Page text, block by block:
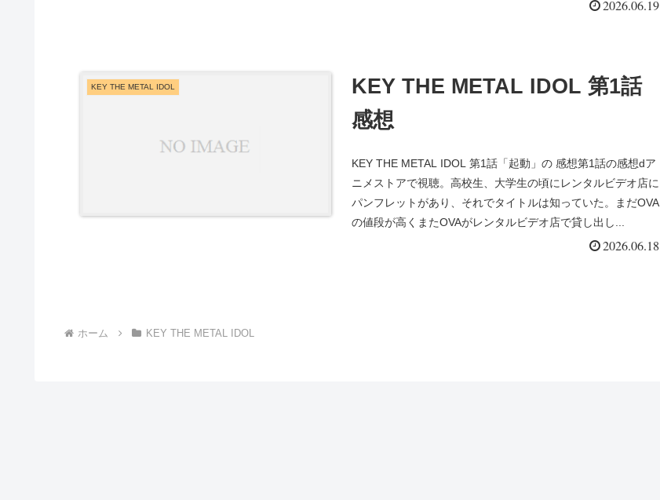
2026.06.19
KEY THE METAL IDOL
KEY THE METAL IDOL 第1話
感想
KEY THE METAL IDOL 第1話「起動」の 感想第1話の感想dア
ニメストアで視聴。高校生、大学生の頃にレンタルビデオ店に
パンフレットがあり、それでタイトルは知っていた。まだOVA
の値段が高くまたOVAがレンタルビデオ店で貸し出し...
2026.06.18
ホーム KEY THE METAL IDOL